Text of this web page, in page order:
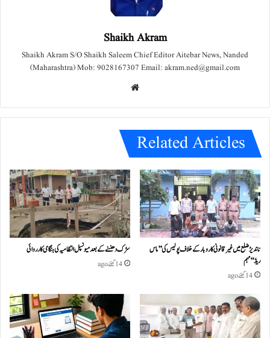
Shaikh Akram
Shaikh Akram S/O Shaikh Saleem Chief Editor Aitebar News, Nanded
(Maharashtra) Mob: 9028167307 Email: akram.ned@gmail.com
e
Related Articles
ناندیڑ ضلع میں غیر قانونی کاروبار کے خلاف پولیس کی ’’ماس
ریڈ‘‘ مہم
14 گھنٹے ago
سڑک دھنسنے کے بعد میونسپل انتظامیہ کی ہنگامی کارروائی
14 گھنٹے ago